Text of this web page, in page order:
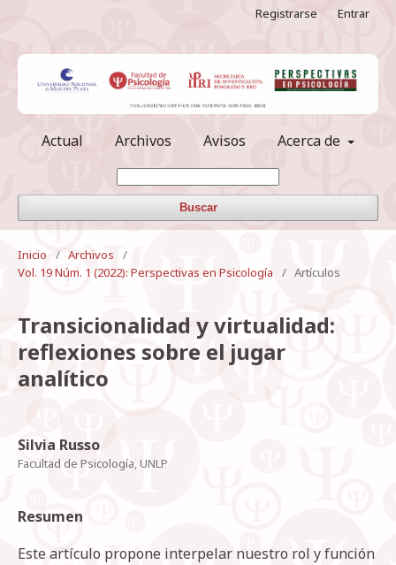
Actual Archivos Avisos Acerca de
Buscar
Registrarse Entrar
Inicio / Archivos
/
Vol. 19 Núm. 1 (2022): Perspectivas en Psicología
/ Artículos
Transicionalidad y virtualidad:
reflexiones sobre el jugar
analítico
Silvia Russo
Facultad de Psicología, UNLP
Resumen
Este artículo propone interpelar nuestro rol y función